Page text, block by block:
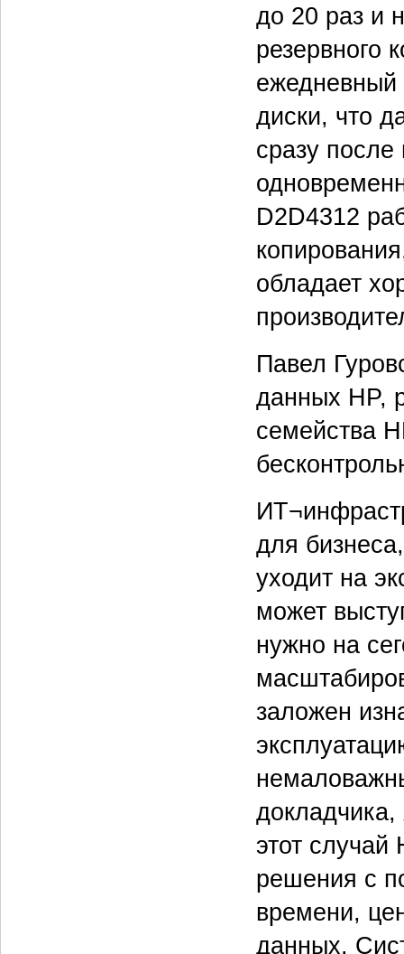
до 20 раз и
резервного
ежедневный
диски, что
сразу после
D2D4312
обладает
Павел
данных HP,
семейства
для
уходит на
может
нужно на
заложен
докладчика,
этот случай
решения с
времени,
данных.